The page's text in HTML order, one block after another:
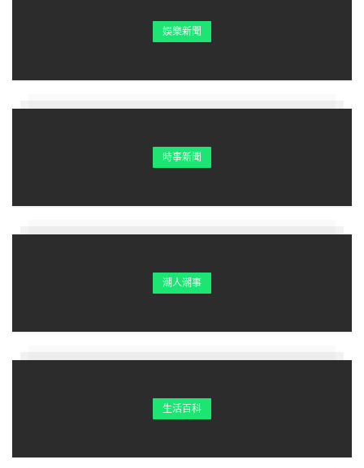
猴年出生的朋友，生在十一月則天時所鍾，靈氣過人，
人生好運不斷，與錢有緣，看似不努力不上進的他們實
時最為陰陽相合，這輩子是做大事的料子！但若是生在
農曆十月，一生財運「水漫金山」，大起大落，有大起
娛樂新聞
時事新聞
潮人潮事
生活百科